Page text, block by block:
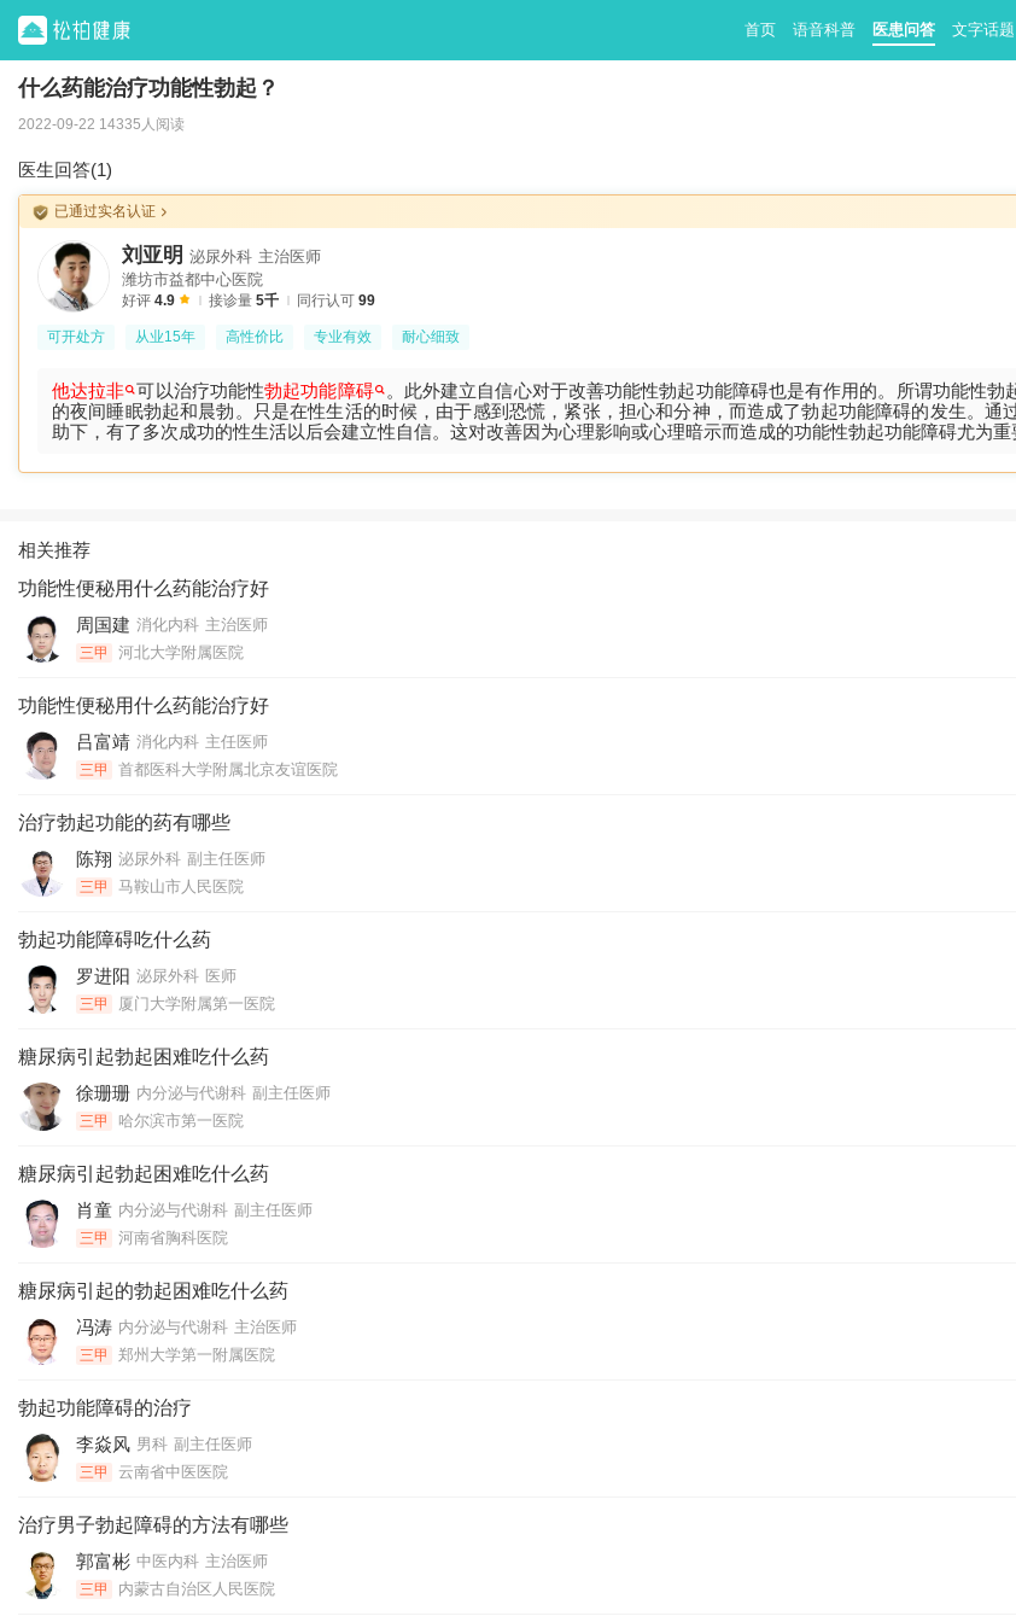
首页 语音科普 医患问答 文字话题
什么药能治疗功能性勃起？
2022-09-22 14335人阅读
医生回答(1)
已通过实名认证
刘亚明 泌尿外科 主治医师
潍坊市益都中心医院
好评 4.9 接诊量 5千 同行认可 99
可开处方 从业15年 高性价比 专业有效 耐心细致
他达拉非 可以治疗功能性勃起功能障碍
。此外建立自信心对于改善功能性勃起功能障碍也是有作用的。所谓功能性
的夜间睡眠勃起和晨勃。只是在性生活的时候，由于感到恐慌，紧张，担心和分神，而造成了勃起功能障碍的发生。
助下，有了多次成功的性生活以后会建立性自信。这对改善因为心理影响或心理暗示而造成的功能性勃起功能障碍尤为重
相关推荐
功能性便秘用什么药能治疗好
周国建 消化内科 主治医师
三甲 河北大学附属医院
功能性便秘用什么药能治疗好
吕富靖 消化内科 主任医师
三甲 首都医科大学附属北京友谊医院
治疗勃起功能的药有哪些
陈翔 泌尿外科 副主任医师
三甲 马鞍山市人民医院
勃起功能障碍吃什么药
罗进阳 泌尿外科 医师
三甲 厦门大学附属第一医院
糖尿病引起勃起困难吃什么药
徐珊珊 内分泌与代谢科 副主任医师
三甲 哈尔滨市第一医院
糖尿病引起勃起困难吃什么药
肖童 内分泌与代谢科 副主任医师
三甲 河南省胸科医院
糖尿病引起的勃起困难吃什么药
冯涛 内分泌与代谢科 主治医师
三甲 郑州大学第一附属医院
勃起功能障碍的治疗
李焱风 男科 副主任医师
三甲 云南省中医医院
治疗男子勃起障碍的方法有哪些
郭富彬 中医内科 主治医师
三甲 内蒙古自治区人民医院